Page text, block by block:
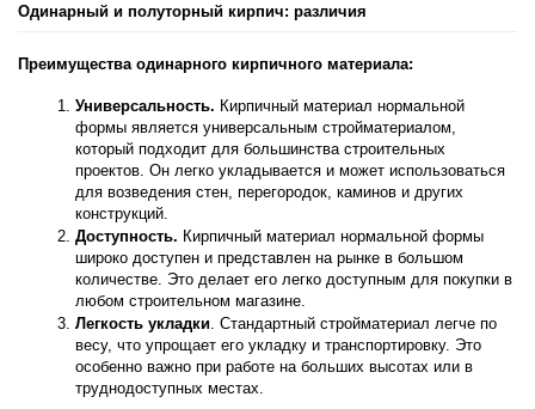
Одинарный и полуторный кирпич: различия
Преимущества одинарного кирпичного материала:
Универсальность. Кирпичный материал нормальной
формы является универсальным стройматериалом,
который подходит для большинства строительных
проектов. Он легко укладывается и может использоваться
для возведения стен, перегородок, каминов и других
конструкций.
Доступность. Кирпичный материал нормальной формы
широко доступен и представлен на рынке в большом
количестве. Это делает его легко доступным для покупки в
любом строительном магазине.
Легкость укладки . Стандартный стройматериал легче по
весу, что упрощает его укладку и транспортировку. Это
особенно важно при работе на больших высотах или в
труднодоступных местах.